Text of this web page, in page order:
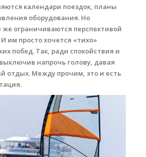
Ветратория.Египет
Цены
виндсерфингу
Прокат оборудования
Прокат Винг Фоил
Продажа оборудования
Система скидок
календари поездок, планы
оборудования. Но
ограничиваются перспективой
им просто хочется «тихо»
побед. Так, ради спокойствия и
напрочь голову, давая
отдых. Между прочим, это и есть